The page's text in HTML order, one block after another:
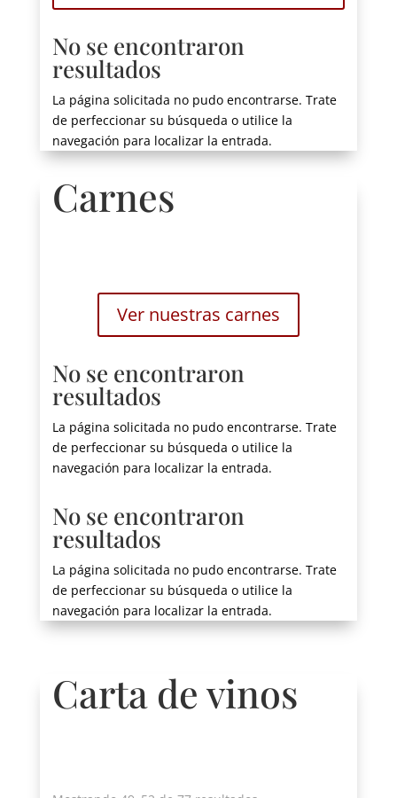
No se encontraron
resultados
La página solicitada no pudo encontrarse. Trate
de perfeccionar su búsqueda o utilice la
navegación para localizar la entrada.
Carnes
Ver nuestras carnes
No se encontraron
resultados
La página solicitada no pudo encontrarse. Trate
de perfeccionar su búsqueda o utilice la
navegación para localizar la entrada.
No se encontraron
resultados
La página solicitada no pudo encontrarse. Trate
de perfeccionar su búsqueda o utilice la
navegación para localizar la entrada.
Carta de vinos